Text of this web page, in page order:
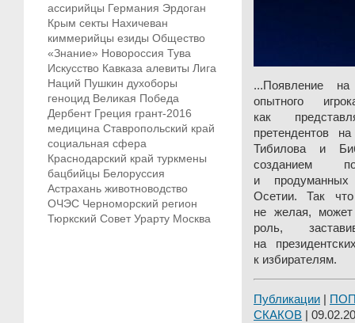
ассирийцы Германия Эрдоган
Крым секты Нахичеван
киммерийцы езиды Общество
«Знание» Новороссия Тува
Искусство Кавказа алевиты Лига
Наций Пушкин духоборы
геноцид Великая Победа
Дербент Греция грант-2016
медицина Ставропольский край
социальная сфера
Краснодарский край туркмены
бацбийцы Белоруссия
Астрахань животноводство
ОЧЭС Черноморский регион
Тюркский Совет Урарту Москва
...Появление на
опытного
как
претендентов
Тибилова и
созданием
и
Осетии. Так
не желая,
роль,
на
к избирателям.
Публикации
СКАКОВ |